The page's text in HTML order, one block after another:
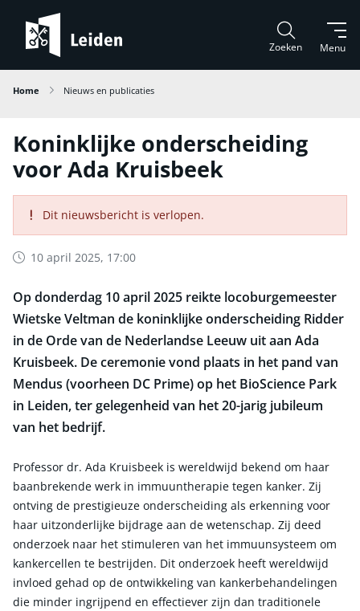
Menu
Zoeken
Home Nieuws en publicaties
Koninklijke onderscheiding
voor Ada Kruisbeek
Dit nieuwsbericht is verlopen.
10 april 2025, 17:00
Op donderdag 10 april 2025 reikte locoburgemeester
Wietske Veltman de koninklijke onderscheiding Ridder
in de Orde van de Nederlandse Leeuw uit aan Ada
Kruisbeek. De ceremonie vond plaats in het pand van
Mendus (voorheen DC Prime) op het BioScience Park
in Leiden, ter gelegenheid van het 20-jarig jubileum
van het bedrijf.
Professor dr. Ada Kruisbeek is wereldwijd bekend om haar
baanbrekende werk in immuuntherapie tegen kanker. Zij
ontving de prestigieuze onderscheiding als erkenning voor
haar uitzonderlijke bijdrage aan de wetenschap. Zij deed
onderzoek naar het stimuleren van het immuunsysteem om
kankercellen te bestrijden. Dit onderzoek heeft wereldwijd
invloed gehad op de ontwikkeling van kankerbehandelingen
die minder ingrijpend en effectiever zijn dan traditionele